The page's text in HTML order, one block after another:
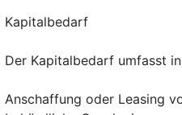
Kapitalbedarf
Der Kapitalbedarf umfasst
Anschaffung oder Leasing